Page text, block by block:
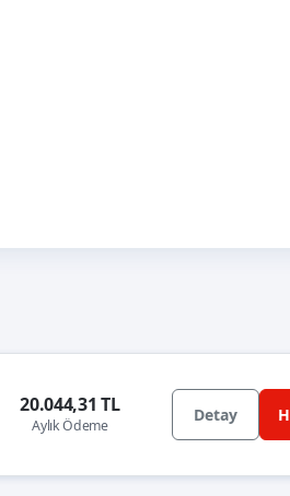
20.044,31 TL
Aylık Ödeme Detay